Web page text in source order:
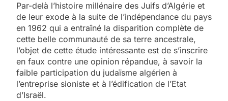
Par-delà l’histoire millénaire des Juifs d’Algérie et
de leur exode à la suite de l’indépendance du pays
en 1962 qui a entraîné la disparition complète de
cette belle communauté de sa terre ancestrale,
l’objet de cette étude intéressante est de s’inscrire
en faux contre une opinion répandue, à savoir la
faible participation du judaïsme algérien à
l’entreprise sioniste et à l’édification de l’Etat
d’Israël.